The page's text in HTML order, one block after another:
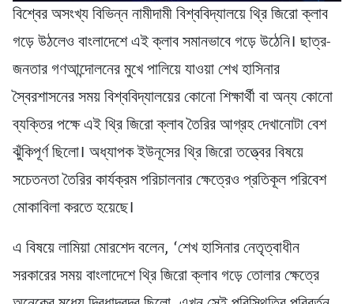
বিশ্বের অসংখ্য বিভিন্ন নামীদামী বিশ্ববিদ্যালয়ে থ্রি জিরো ক্লাব
গড়ে উঠলেও বাংলাদেশে এই ক্লাব সমানভাবে গড়ে উঠেনি। ছাত্র-
জনতার গণআন্দোলনের মুখে পালিয়ে যাওয়া শেখ হাসিনার
স্বৈরশাসনের সময় বিশ্ববিদ্যালয়ের কোনো শিক্ষার্থী বা অন্য কোনো
ব্যক্তির পক্ষে এই থ্রি জিরো ক্লাব তৈরির আগ্রহ দেখানোটা বেশ
ঝুঁকিপূর্ণ ছিলো। অধ্যাপক ইউনূসের থ্রি জিরো তত্ত্বের বিষয়ে
সচেতনতা তৈরির কার্যক্রম পরিচালনার ক্ষেত্রেও প্রতিকূল পরিবেশ
মোকাবিলা করতে হয়েছে।
এ বিষয়ে লামিয়া মোরশেদ বলেন, ‘শেখ হাসিনার নেতৃত্বাধীন
সরকারের সময় বাংলাদেশে থ্রি জিরো ক্লাব গড়ে তোলার ক্ষেত্রে